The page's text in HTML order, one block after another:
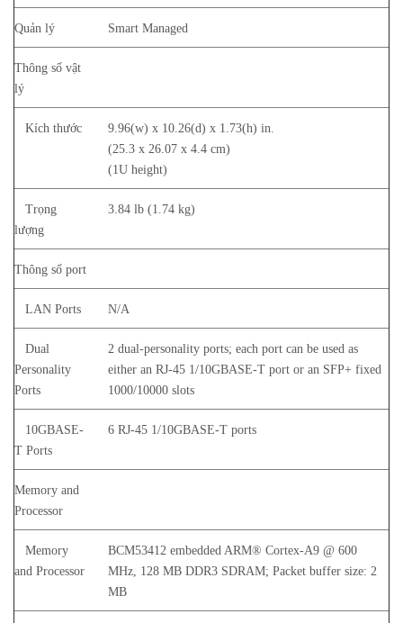
Quản lý Smart Managed
Thông số vật
lý
Kích thước
9.96(w) x 10.26(d) x 1.73(h) in.
(25.3 x 26.07 x 4.4 cm)
(1U height)
Trọng
lượng
3.84 lb (1.74 kg)
Thông số port
LAN Ports N/A
Dual
Personality
Ports
2 dual-personality ports; each port can be used as
either an RJ-45 1/10GBASE-T port or an SFP+ fixed
1000/10000 slots
10GBASE-
T Ports
6 RJ-45 1/10GBASE-T ports
Memory and
Processor
Memory
and Processor
BCM53412 embedded ARM® Cortex-A9 @ 600
MHz, 128 MB DDR3 SDRAM; Packet buffer size: 2
MB